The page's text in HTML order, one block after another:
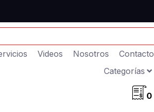
Videos Nosotros
Contacto
Categorías
0